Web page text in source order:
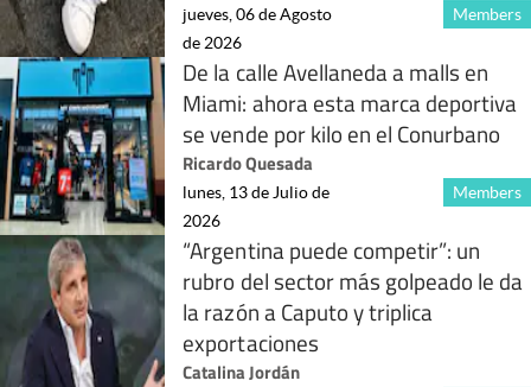
Members
jueves, 06 de Agosto
de 2026
De la calle Avellaneda a malls en
Miami: ahora esta marca deportiva
se vende por kilo en el Conurbano
Ricardo Quesada
Members
lunes, 13 de Julio de
2026
“Argentina puede competir”: un
rubro del sector más golpeado le da
la razón a Caputo y triplica
exportaciones
Catalina Jordán